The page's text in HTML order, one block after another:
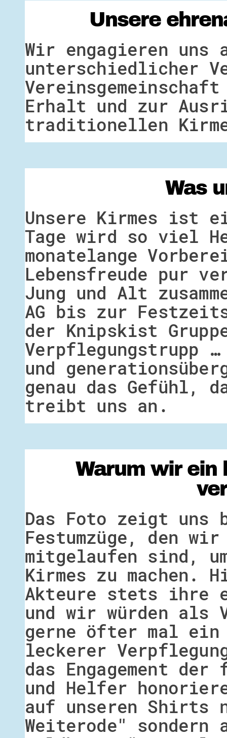
Unsere
Wir engagieren
unterschiedlicher
Erhalt und zur
traditionellen
Was
Unsere Kirmes ist
Tage wird so viel
monatelange
Lebensfreude pur
Jung und Alt
AG bis zur
der Knipskist
Verpflegungstrupp
und
genau das Gefühl,
treibt uns an.
Warum wir ein
Das Foto zeigt uns
Festumzüge, den
mitgelaufen sind,
Kirmes zu
Akteure stets ihre
und wir würden als
gerne öfter mal ein
leckerer
das Engagement
und Helfer
auf unseren
Weiterode"